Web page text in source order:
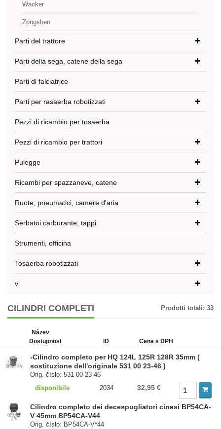
Wacker
Zongshen
Parti del trattore
Parti della sega, catene della sega
Parti di falciatrice
Parti per rasaerba robotizzati
Pezzi di ricambio per tosaerba
Pezzi di ricambio per trattori
Pulegge
Ricambi per spazzaneve, catene
Ruote, pneumatici, camere d'aria
Serbatoi carburante, tappi
Strumenti, officina
Tosaerba robotizzati
v
CILINDRI COMPLETI Prodotti totali: 33
Název
Dostupnost
ID Cena s DPH
-Cilindro completo per HQ 124L 125R 128R 35mm (
sostituzione dell'originale 531 00 23-46 )
Orig. číslo: 531 00 23-46
disponibile
2034 32,95 €
Cilindro completo dei decespugliatori cinesi BP54CA-
V 45mm BP54CA-V44
Orig. číslo: BP54CA-V*44